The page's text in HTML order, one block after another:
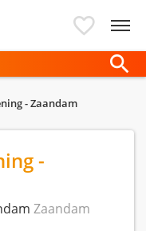
- Zaandam
-
Zaandam